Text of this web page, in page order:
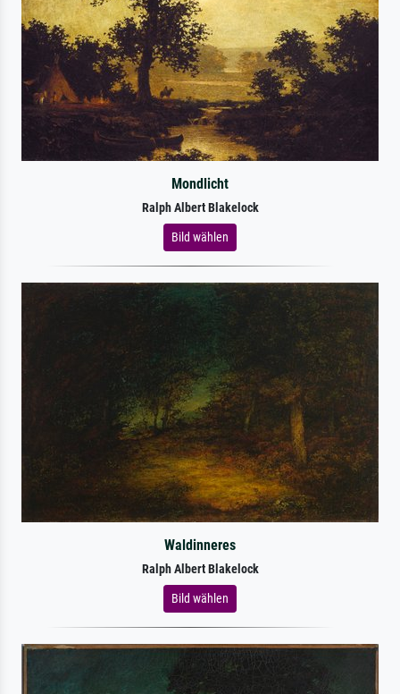
Mondlicht
Ralph Albert Blakelock
Bild wählen
Waldinneres
Ralph Albert Blakelock
Bild wählen